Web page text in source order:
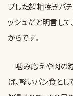
プした超粗挽きパ
ッシュだと明言し
からです。
噛み応えや肉の
ば、軽いパン食と